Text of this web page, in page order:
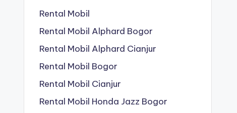
Rental Mobil
Rental Mobil Alphard Bogor
Rental Mobil Alphard Cianjur
Rental Mobil Bogor
Rental Mobil Cianjur
Rental Mobil Honda Jazz Bogor